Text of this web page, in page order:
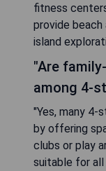
fitness
provide
island
"Are
among 4-
"Yes, many 4-
by offering
clubs or play
suitable for all